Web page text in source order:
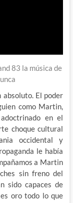
83 la música de
absoluto. El poder
como Martin,
en el
choque cultural
occidental y
le había
a Martin
sin freno del
sido capaces de
oro todo lo que